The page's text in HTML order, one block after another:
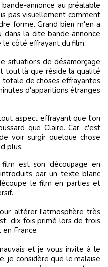
pas visuellement comment
forme. Grand bien m'en a
dans la dite bande-annonce
côté effrayant du film.
situations de désamorçage
tout là que réside la qualité
totale de choses effrayantes
d'apparitions étranges
aspect effrayant que l'on
que Claire. Car, c'est
voir surgir quelque chose
plus.
par un texte blanc
le film en parties et
altérer l'atmosphère très
dix fois primé lors de trois
France.
et je vous invite à le
je considère que le malaise